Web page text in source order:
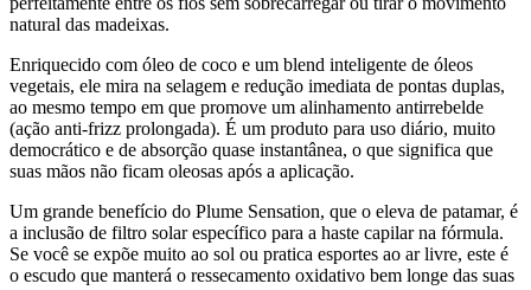
natural das madeixas.
Enriquecido com óleo de coco e um blend inteligente de óleos
vegetais, ele mira na selagem e redução imediata de pontas duplas,
ao mesmo tempo em que promove um alinhamento antirrebelde
(ação anti-frizz prolongada). É um produto para uso diário, muito
democrático e de absorção quase instantânea, o que significa que
suas mãos não ficam oleosas após a aplicação.
Um grande benefício do Plume Sensation, que o eleva de patamar, é
a inclusão de filtro solar específico para a haste capilar na fórmula.
Se você se expõe muito ao sol ou pratica esportes ao ar livre, este é
o escudo que manterá o ressecamento oxidativo bem longe das suas